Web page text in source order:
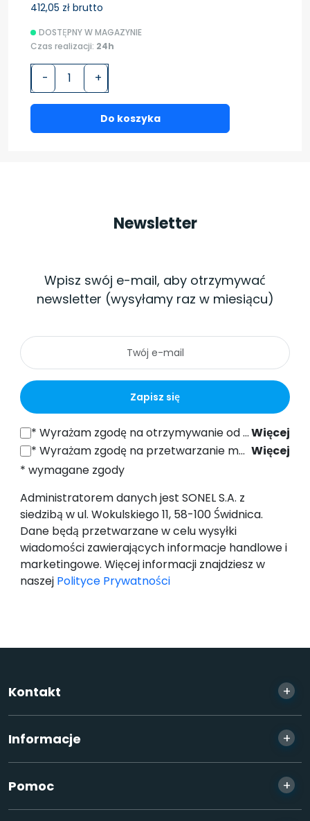
412,05 zł brutto
DOSTĘPNY W MAGAZYNIE
Czas realizacji: 24h
- +
Do koszyka
Newsletter
Wpisz swój e-mail, aby otrzymywać
newsletter (wysyłamy raz w miesiącu)
Zapisz się
*Wyrażam zgodę na otrzymywanie od SONEL S.A. z siedzibą w ul. Wokulskiego 11, 58-100 Świdnica informacji handlowych drogą elektroniczną (na podany adres e-mail) w celach marketingowych, zgodnie z art. 398 ustawy z dnia 12 lipca 2024 r. Prawo Komunikacji Elektronicznej. Więcej
*Wyrażam zgodę na przetwarzanie moich danych osobowych (adres e-mail) przez SONEL S.A. z siedzibą w ul. Wokulskiego 11, 58-100 Świdnica, w celu wysyłki newslettera zawierającego informacje handlowe i marketingowe, zgodnie z art. 6 ust. 1 lit. a) Ogólnego Rozporządzenia o Ochronie Danych (RODO).
Więcej
* wymagane zgody
Administratorem danych jest SONEL S.A. z
siedzibą w ul. Wokulskiego 11, 58-100 Świdnica.
Dane będą przetwarzane w celu wysyłki
wiadomości zawierających informacje handlowe i
marketingowe. Więcej informacji znajdziesz w
naszej Polityce Prywatności
Kontakt +
Informacje +
Pomoc +